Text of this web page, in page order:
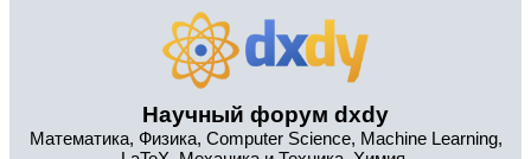
Научный форум dxdy
Математика, Физика, Computer Science, Machine Learning,